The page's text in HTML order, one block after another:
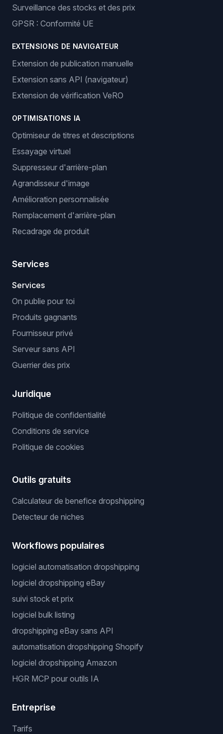
Surveillance des stocks et des prix
GPSR : Conformité UE
EXTENSIONS DE NAVIGATEUR
Extension de publication manuelle
Extension sans API (navigateur)
Extension de vérification VeRO
OPTIMISATIONS IA
Optimiseur de titres et descriptions
Essayage virtuel
Suppresseur d'arrière-plan
Agrandisseur d'image
Amélioration personnalisée
Remplacement d'arrière-plan
Recadrage de produit
Services
Services
On publie pour toi
Produits gagnants
Fournisseur privé
Serveur sans API
Guerrier des prix
Juridique
Politique de confidentialité
Conditions de service
Politique de cookies
Outils gratuits
Calculateur de benefice dropshipping
Detecteur de niches
Workflows populaires
logiciel automatisation dropshipping
logiciel dropshipping eBay
suivi stock et prix
logiciel bulk listing
dropshipping eBay sans API
automatisation dropshipping Shopify
logiciel dropshipping Amazon
HGR MCP pour outils IA
Entreprise
Tarifs